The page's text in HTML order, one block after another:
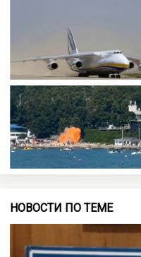
НОВОСТИ ПО ТЕМЕ